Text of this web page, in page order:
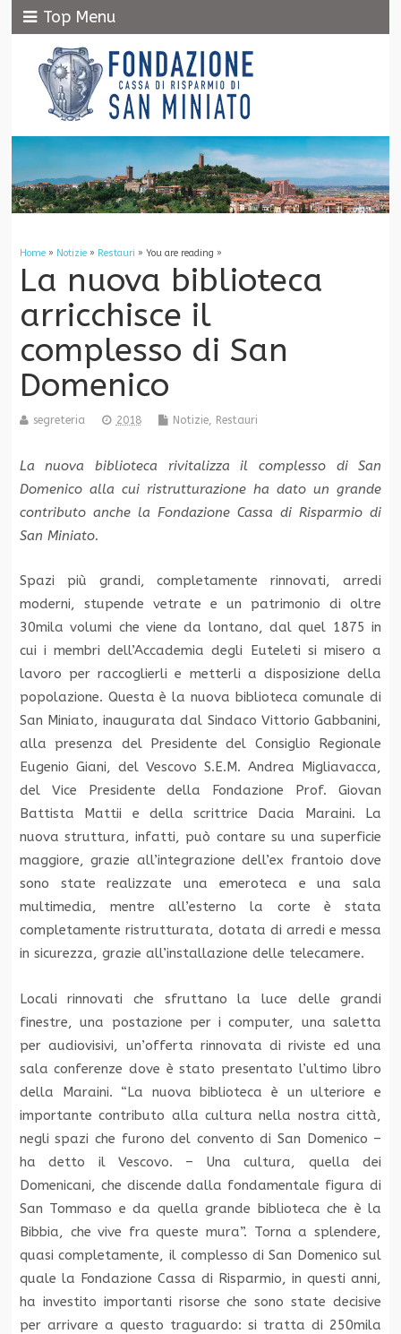
Top Menu
Home» Notizie» Restauri » You are reading »
La nuova biblioteca
arricchisce il
complesso di San
Domenico
segreteria 2018 Notizie, Restauri
La nuova biblioteca rivitalizza il complesso di San
Domenico alla cui ristrutturazione ha dato un grande
contributo anche la Fondazione Cassa di Risparmio di
San Miniato.
Spazi più grandi, completamente rinnovati, arredi
moderni, stupende vetrate e un patrimonio di oltre
30mila volumi che viene da lontano, dal quel 1875 in
cui i membri dell’Accademia degli Euteleti si misero a
lavoro per raccoglierli e metterli a disposizione della
popolazione. Questa è la nuova biblioteca comunale di
San Miniato, inaugurata dal Sindaco Vittorio Gabbanini,
alla presenza del Presidente del Consiglio Regionale
Eugenio Giani, del Vescovo S.E.M. Andrea Migliavacca,
del Vice Presidente della Fondazione Prof. Giovan
Battista Mattii e della scrittrice Dacia Maraini. La
nuova struttura, infatti, può contare su una superficie
maggiore, grazie all’integrazione dell’ex frantoio dove
sono state realizzate una emeroteca e una sala
multimedia, mentre all’esterno la corte è stata
completamente ristrutturata, dotata di arredi e messa
in sicurezza, grazie all’installazione delle telecamere.
Locali rinnovati che sfruttano la luce delle grandi
finestre, una postazione per i computer, una saletta
per audiovisivi, un’offerta rinnovata di riviste ed una
sala conferenze dove è stato presentato l’ultimo libro
della Maraini. “La nuova biblioteca è un ulteriore e
importante contributo alla cultura nella nostra città,
negli spazi che furono del convento di San Domenico –
ha detto il Vescovo. – Una cultura, quella dei
Domenicani, che discende dalla fondamentale figura di
San Tommaso e da quella grande biblioteca che è la
Bibbia, che vive fra queste mura”. Torna a splendere,
quasi completamente, il complesso di San Domenico sul
quale la Fondazione Cassa di Risparmio, in questi anni,
ha investito importanti risorse che sono state decisive
per arrivare a questo traguardo: si tratta di 250mila